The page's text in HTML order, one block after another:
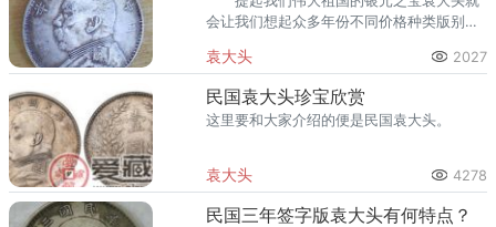
会让我们想起众多年份不同价格种类版别繁
发型的银元袁大头来。
袁大头 2027
民国袁大头珍宝欣赏
这里要和大家介绍的便是民国袁大头。
袁大头 4278
民国三年签字版袁大头有何特点？